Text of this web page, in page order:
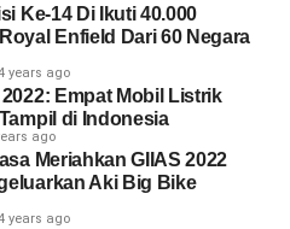
Ke-14 Di Ikuti 40.000
Enfield Dari 60 Negara
years ago
Empat Mobil Listrik
di Indonesia
ago
Meriahkan GIIAS 2022
Aki Big Bike
years ago